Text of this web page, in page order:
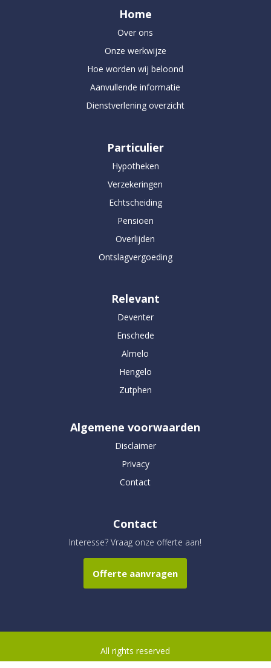
Home
Over ons
Onze werkwijze
Hoe worden wij beloond
Aanvullende informatie
Dienstverlening overzicht
Particulier
Hypotheken
Verzekeringen
Echtscheiding
Pensioen
Overlijden
Ontslagvergoeding
Relevant
Deventer
Enschede
Almelo
Hengelo
Zutphen
Algemene voorwaarden
Disclaimer
Privacy
Contact
Contact
Interesse? Vraag onze offerte aan!
Offerte aanvragen
All rights reserved